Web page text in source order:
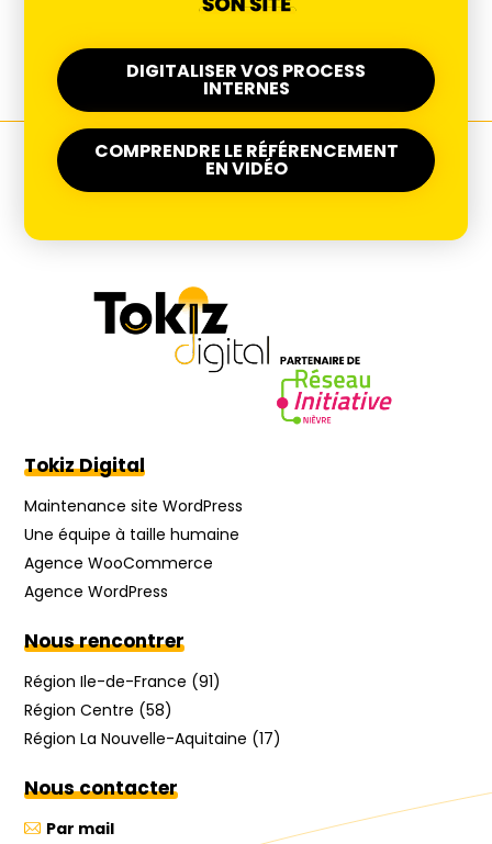
DIGITALISER VOS PROCESS
INTERNES
COMPRENDRE LE RÉFÉRENCEMENT
EN VIDÉO
Tokiz Digital
Maintenance site WordPress
Une équipe à taille humaine
Agence WooCommerce
Agence WordPress
Nous rencontrer
Région Ile-de-France (91)
Région Centre (58)
Région La Nouvelle-Aquitaine (17)
Nous contacter
Par mail